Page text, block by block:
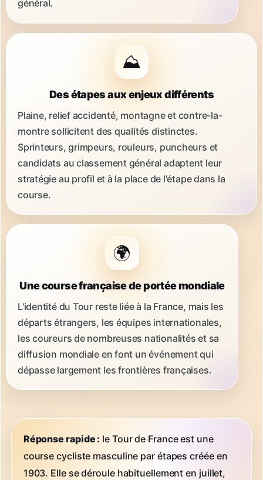
général.
⛰️
Des étapes aux enjeux différents
Plaine, relief accidenté, montagne et contre-la-
montre sollicitent des qualités distinctes.
Sprinteurs, grimpeurs, rouleurs, puncheurs et
candidats au classement général adaptent leur
stratégie au profil et à la place de l'étape dans la
course.
🌍
Une course française de portée mondiale
L'identité du Tour reste liée à la France, mais les
départs étrangers, les équipes internationales,
les coureurs de nombreuses nationalités et sa
diffusion mondiale en font un événement qui
dépasse largement les frontières françaises.
Réponse rapide : le Tour de France est une
course cycliste masculine par étapes créée en
1903. Elle se déroule habituellement en juillet,